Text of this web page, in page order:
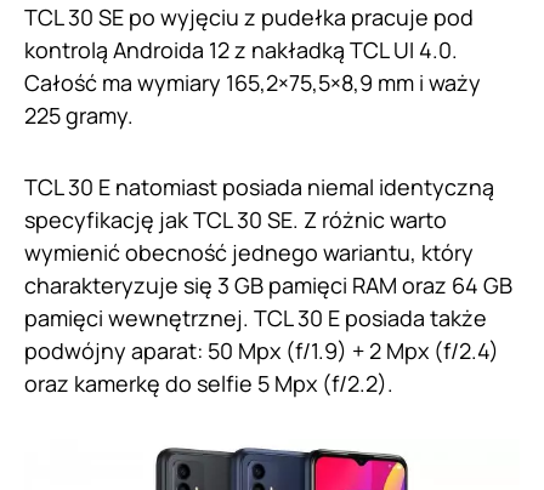
TCL 30 SE po wyjęciu z pudełka pracuje pod
kontrolą Androida 12 z nakładką TCL UI 4.0.
Całość ma wymiary 165,2×75,5×8,9 mm i waży
225 gramy.
TCL 30 E natomiast posiada niemal identyczną
specyfikację jak TCL 30 SE. Z różnic warto
wymienić obecność jednego wariantu, który
charakteryzuje się 3 GB pamięci RAM oraz 64 GB
pamięci wewnętrznej. TCL 30 E posiada także
podwójny aparat: 50 Mpx (f/1.9) + 2 Mpx (f/2.4)
oraz kamerkę do selfie 5 Mpx (f/2.2).